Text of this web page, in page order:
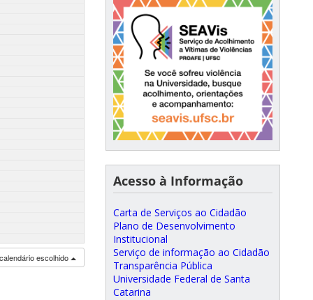
escolhido
Acesso à Informação
Carta de Serviços ao Cidadão
Plano de Desenvolvimento
Institucional
Serviço de informação ao Cidadão
Transparência Pública
Universidade Federal de Santa
Catarina